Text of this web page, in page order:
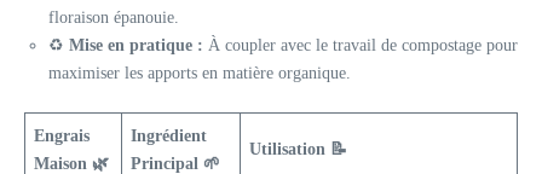
floraison épanouie.
♻️ Mise en pratique : À coupler avec le travail de compostage pour
maximiser les apports en matière organique.
Engrais
Maison 🌿
Ingrédient
Principal 🌱
Utilisation 📝